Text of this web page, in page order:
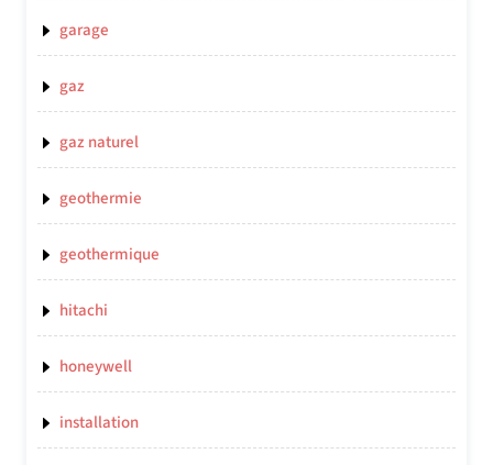
garage
gaz
gaz naturel
geothermie
geothermique
hitachi
honeywell
installation